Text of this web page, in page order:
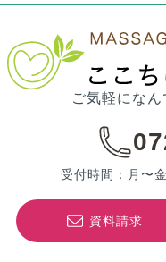
ご気軽になん
受付時間：月〜
資料請求